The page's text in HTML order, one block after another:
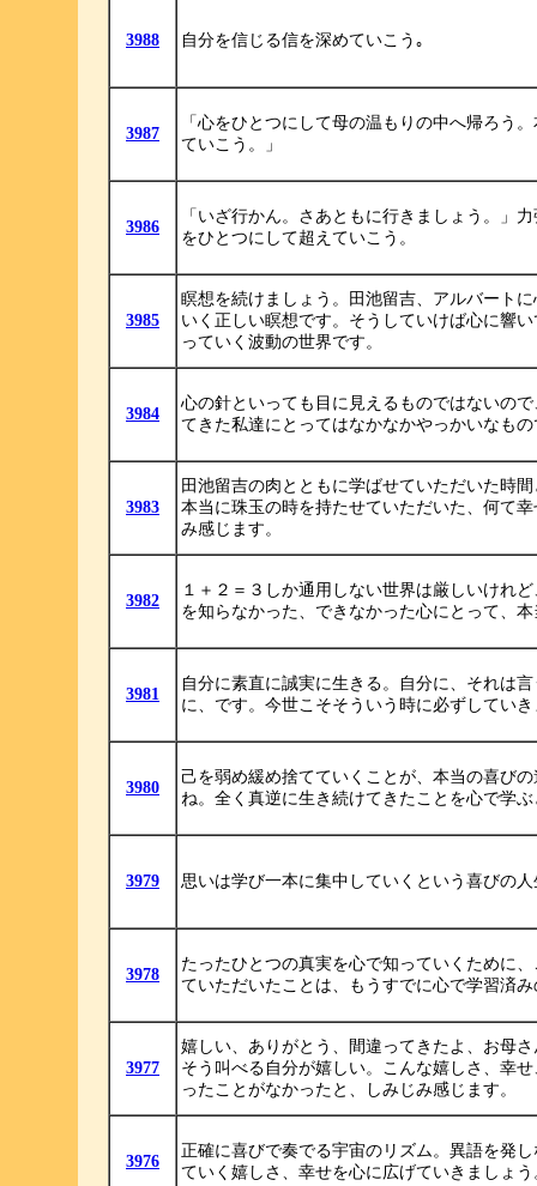
3988 自分を信じる信を深めていこう｡
3987
「心をひとつにして母の温もりの中へ帰ろう
ていこう。」
3986
「いざ行かん。さあともに行きましょう。」
をひとつにして超えていこう。
3985
瞑想を続けましょう。田池留吉、アルバート
いく正しい瞑想です。そうしていけば心に響
っていく波動の世界です。
3984
心の針といっても目に見えるものではないの
てきた私達にとってはなかなかやっかいなも
3983
田池留吉の肉とともに学ばせていただいた時
本当に珠玉の時を持たせていただいた、何て
み感じます。
3982
１＋２＝３しか通用しない世界は厳しいけれ
を知らなかった、できなかった心にとって、
3981
自分に素直に誠実に生きる。自分に、それは
に、です。今世こそそういう時に必ずしてい
3980
己を弱め緩め捨てていくことが、本当の喜び
ね。全く真逆に生き続けてきたことを心で学
3979 思いは学び一本に集中していくという喜びの
3978
たったひとつの真実を心で知っていくために
ていただいたことは、もうすでに心で学習済
3977
嬉しい、ありがとう、間違ってきたよ、お母
そう叫べる自分が嬉しい。こんな嬉しさ、幸
ったことがなかったと、しみじみ感じます。
3976
正確に喜びで奏でる宇宙のリズム。異語を発
ていく嬉しさ、幸せを心に広げていきましょう